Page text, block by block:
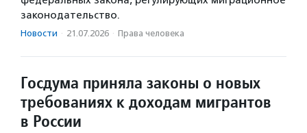
законодательство.
Новости · 21.07.2026 · Права человека
Госдума приняла законы о новых
требованиях к доходам мигрантов
в России